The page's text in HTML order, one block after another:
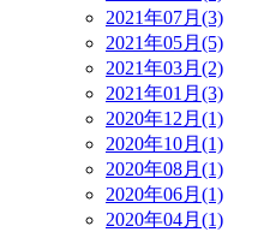
2021年07月(3)
2021年05月(5)
2021年03月(2)
2021年01月(3)
2020年12月(1)
2020年10月(1)
2020年08月(1)
2020年06月(1)
2020年04月(1)